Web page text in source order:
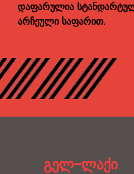
დაფარულია
არჩეული საფარით.
გელ-ლაქი